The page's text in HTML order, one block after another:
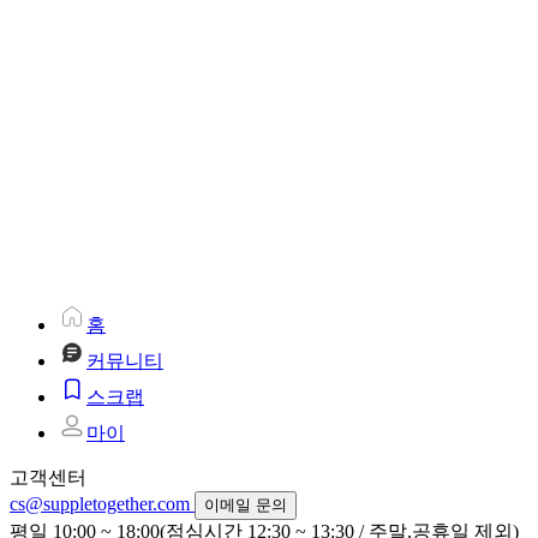
홈
커뮤니티
스크랩
마이
고객센터
cs@suppletogether.com
이메일 문의
평일 10:00 ~ 18:00(점심시간 12:30 ~ 13:30 / 주말,공휴일 제외)